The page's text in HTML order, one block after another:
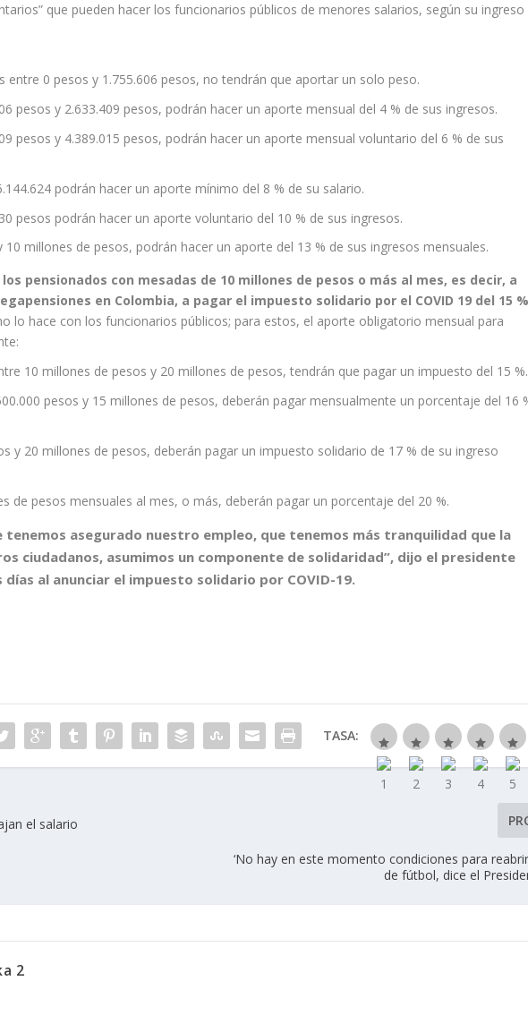
que pueden hacer los funcionarios públicos de menores salarios, según su ingreso
entre 0 pesos y 1.755.606 pesos, no tendrán que aportar un solo peso.
pesos y 2.633.409 pesos, podrán hacer un aporte mensual del 4 % de sus ingresos.
pesos y 4.389.015 pesos, podrán hacer un aporte mensual voluntario del 6 % de sus
podrán hacer un aporte mínimo del 8 % de su salario.
pesos podrán hacer un aporte voluntario del 10 % de sus ingresos.
10 millones de pesos, podrán hacer un aporte del 13 % de sus ingresos mensuales.
los pensionados con mesadas de 10 millones de pesos o más al mes, es decir, a
en Colombia, a pagar el impuesto solidario por el COVID 19 del 15
lo hace con los funcionarios públicos; para estos, el aporte obligatorio mensual para
10 millones de pesos y 20 millones de pesos, tendrán que pagar un impuesto del 15 %.
pesos y 15 millones de pesos, deberán pagar mensualmente un porcentaje del 16
y 20 millones de pesos, deberán pagar un impuesto solidario de 17 % de su ingreso
de pesos mensuales al mes, o más, deberán pagar un porcentaje del 20 %.
tenemos asegurado nuestro empleo, que tenemos más tranquilidad que la
ciudadanos, asumimos un componente de solidaridad”, dijo el presidente
días al anunciar el impuesto solidario por COVID-19.
TASA:
el salario
‘No hay en este momento condiciones para
de fútbol, dice el
2